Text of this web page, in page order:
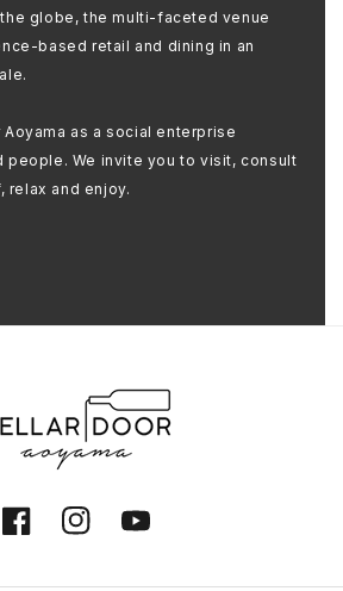
globe, the multi-faceted venue
based retail and dining in an
as a social enterprise
people. We invite you to visit, consult
relax and enjoy.
FacebookInstagramYouTube